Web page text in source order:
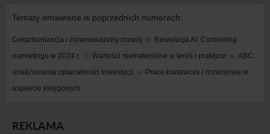
Tematy omawiane w poprzednich numerach:
Dekarbonizacja i zrównoważony rozwój
Rewolucja AI. Controlling
marketingu w 2024 r.
Wartości niematerialne w teorii i praktyce
ABC
analizowania opłacalności inwestycji
Prace badawcze i rozwojowe w
aspekcie księgowym
REKLAMA